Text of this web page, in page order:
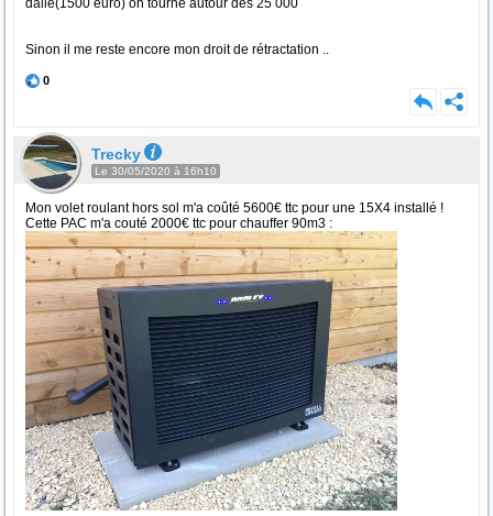
dalle(1500 euro) on tourne autour des 25 000
Sinon il me reste encore mon droit de rétractation ..
0
Trecky
Le 30/05/2020 à 16h10
Mon volet roulant hors sol m'a coûté 5600€ ttc pour une 15X4 installé !
Cette PAC m'a couté 2000€ ttc pour chauffer 90m3 :